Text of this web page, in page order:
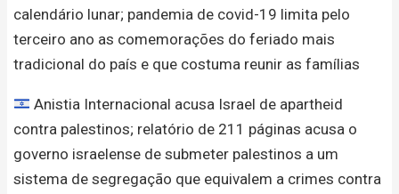
calendário lunar; pandemia de covid-19 limita pelo
terceiro ano as comemorações do feriado mais
tradicional do país e que costuma reunir as famílias
Anistia Internacional acusa Israel de apartheid
contra palestinos; relatório de 211 páginas acusa o
governo israelense de submeter palestinos a um
sistema de segregação que equivalem a crimes contra